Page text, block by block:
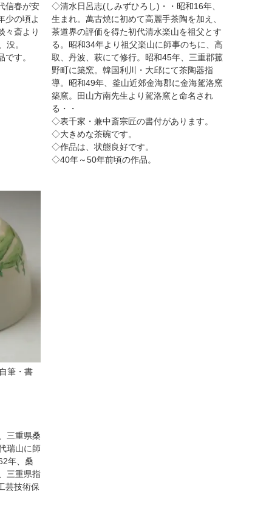
信春が安
少の頃よ
々斎より
没。
す。
◇清水日呂志(しみずひろし)・・昭和16年、
生まれ。萬古焼に初めて高麗手茶陶を加え、
茶道界の評価を得た初代清水楽山を祖父とす
る。昭和34年より祖父楽山に師事のちに、高
取、丹波、萩にて修行。昭和45年、三重郡菰
野町に築窯。韓国利川・大邱にて茶陶器指
導。昭和49年、釜山近郊金海郡に金海駕洛窯
築窯。田山方南先生より駕洛窯と命名され
る・・
◇表千家・兼中斎宗匠の書付があります。
◇大きめな茶碗です。
◇作品は、状態良好です。
◇40年～50年前頃の作品。
筆・書
三重県桑
瑞山に師
年、桑
三重県指
芸技術保